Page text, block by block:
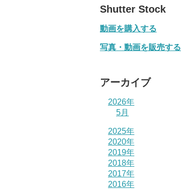
Shutter Stock
動画を購入する
写真・動画を販売する
アーカイブ
2026年
5月
2025年
2020年
2019年
2018年
2017年
2016年